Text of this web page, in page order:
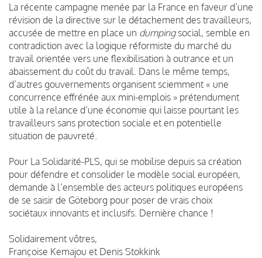
La récente campagne menée par la France en faveur d’une
révision de la directive sur le détachement des travailleurs,
accusée de mettre en place un dumpingsocial, semble en
contradiction avec la logique réformiste du marché du
travail orientée vers une flexibilisation à outrance et un
abaissement du coût du travail. Dans le même temps,
d’autres gouvernements organisent sciemment « une
concurrence effrénée aux mini-emplois » prétendument
utile à la relance d’une économie qui laisse pourtant les
travailleurs sans protection sociale et en potentielle
situation de pauvreté.
Pour La Solidarité-PLS, qui se mobilise depuis sa création
pour défendre et consolider le modèle social européen,
demande à l’ensemble des acteurs politiques européens
de se saisir de Göteborg pour poser de vrais choix
sociétaux innovants et inclusifs. Dernière chance !
Solidairement vôtres,
Françoise Kemajou et Denis Stokkink